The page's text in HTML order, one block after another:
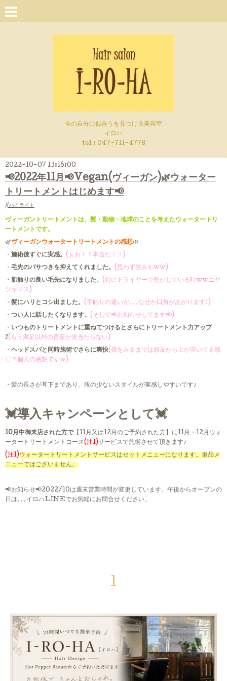
今の自分に似合うを見つける美容室
イロハ
tel : 047-711-4778
2022-10-07 13:16:00
📢2022年11月📢Vegan(ヴィーガン)🌿ウォーター
トリートメントはじめます📢
#ハイライト
ヴィーガントリートメントは、髪・動物・地球のことを考えたウォータートリ
ートメントです。
🌿ヴィーガンウォータートリートメントの感想🌿
・ 施術後すぐに実感。 (ぉお！！本当だ！！)
・ 毛先のパサつきを抑えてくれました。 (思わず笑みもww)
・ 肌触りの良い毛先になりました。 (特にドライヤーで乾かしている時wwニヤ
ツキマス)
・ 髪にハリとコシ出ました。 (手触りの違いが､､､なぜか口角があがります⤴︎)
・ つい人に話したくなります。 (そして📢お知らせしてます📢)
・ いつものトリートメントに重ねてつけるとさらにトリートメント力アップ
⤴️(もう満足以外の言葉が見当たらない)
・ ヘッドスパと同時施術でさらに爽快(鏡をみるまでは頭皮から上が浮いてる感
じ？個人の感想ですw)
・髪の長さが耳下まであり、段の少ないスタイルが実感しやすいです♪
💓導入キャンペーンとして💓
10月中御来店された方で【11月又は12月のご予約された方】に11月・12月ウォ
ータートリートメントコース(注1)サービスで施術させて頂きます♪
(注1)ウォータートリートメントサービスはセットメニューになります。単品メ
ニューではございません。
📢お知らせ📢2022/10は週末営業時間が変更しています。午後からオープンの
日は､､､イロハLINEでお気軽にお問合せください。
1